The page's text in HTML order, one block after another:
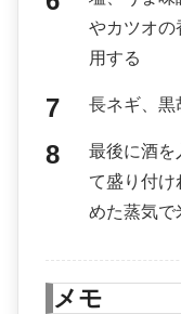
やカツオの
用する
長ネギ、黒
最後に酒を
て盛り付
めた蒸気で
メモ